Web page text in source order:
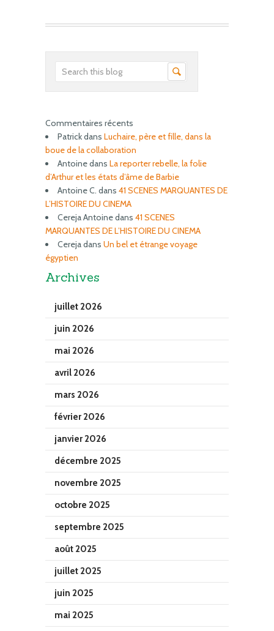
Commentaires récents
Patrickdans Luchaire, père et fille, dans la
boue de la collaboration
Antoinedans La reporter rebelle, la folie
d’Arthur et les états d’âme de Barbie
Antoine C. dans 41 SCENES MARQUANTES DE
L’HISTOIRE DU CINEMA
Cereja Antoinedans 41 SCENES
MARQUANTES DE L’HISTOIRE DU CINEMA
Cerejadans Un bel et étrange voyage
égyptien
Archives
juillet 2026
juin 2026
mai 2026
avril 2026
mars 2026
février 2026
janvier 2026
décembre 2025
novembre 2025
octobre 2025
septembre 2025
août 2025
juillet 2025
juin 2025
mai 2025